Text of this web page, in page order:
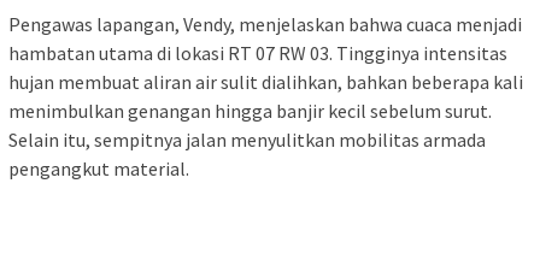
Pengawas lapangan, Vendy, menjelaskan bahwa cuaca menjadi
hambatan utama di lokasi RT 07 RW 03. Tingginya intensitas
hujan membuat aliran air sulit dialihkan, bahkan beberapa kali
menimbulkan genangan hingga banjir kecil sebelum surut.
Selain itu, sempitnya jalan menyulitkan mobilitas armada
pengangkut material.